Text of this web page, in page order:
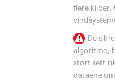
flere kilder.
De
algoritme,
stort sett
dataene